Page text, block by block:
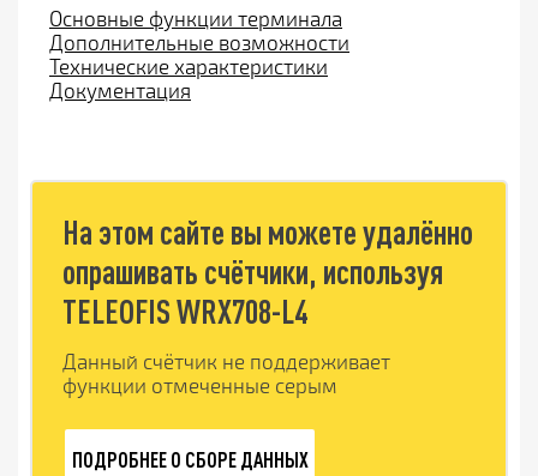
Основные функции терминала
Дополнительные возможности
Технические характеристики
Документация
На этом сайте вы можете удалённо
опрашивать счётчики, используя
TELEOFIS WRX708-L4
Данный счётчик не поддерживает
функции отмеченные серым
ПОДРОБНЕЕ О СБОРЕ ДАННЫХ